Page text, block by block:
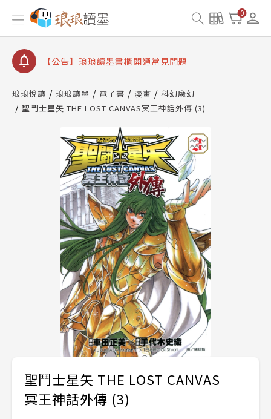
0
【公告】因 Readmoo 讀墨系統維護中，本站同步暫
停部分閱讀服務
【公告】琅琅讀墨數位閱讀資產合併與書櫃開通申請
【公告】琅琅讀墨書櫃開通常見問題
請圖文教學
【公告】琅琅書店服務升級重要說明及資產合併結果
查詢
【公告】因 Readmoo 讀墨系統維護中，本站同步暫
停部分閱讀服務
琅琅悅讀 琅琅讀墨 電子書 漫畫
科幻魔幻
聖鬥士星矢 THE LOST CANVAS冥王神話外傳 (3)
聖鬥士星矢 THE LOST CANVAS
冥王神話外傳 (3)